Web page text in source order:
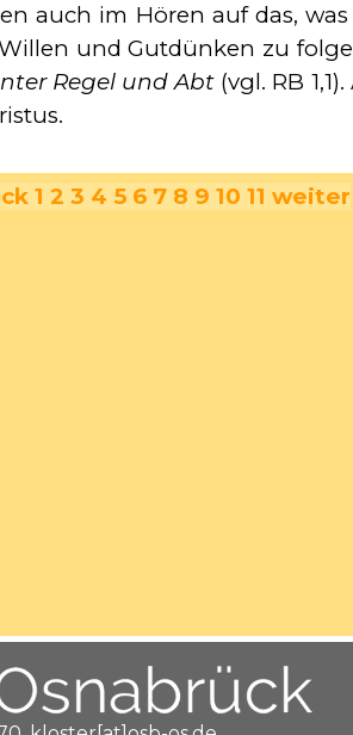
auch im Hören auf das,
und Gutdünken zu
Regel und Abt (vgl. RB
1 2 3 4 5 6 7 8 9 10 11 weiter